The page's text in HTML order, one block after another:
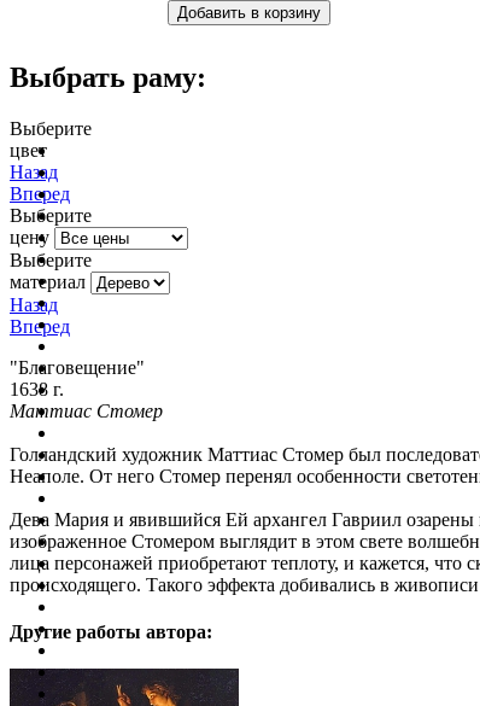
Выбрать раму:
Выберите
цвет
Назад
Вперед
Выберите
цену
Выберите
материал
Назад
Вперед
"Благовещение"
1638 г.
Маттиас Стомер
Голландский художник Маттиас Стомер был
Неаполе. От него Стомер перенял особенности
Дева Мария и явившийся Ей архангел Гавриил
изображенное Стомером выглядит в этом свете
лица персонажей приобретают теплоту, и кажется, что
происходящего. Такого эффекта добивались в
Другие работы автора: